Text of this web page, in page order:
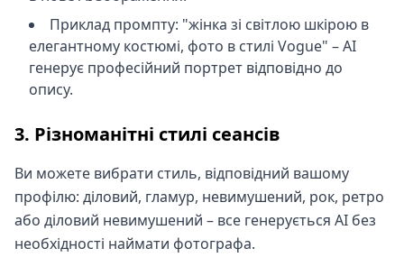
Приклад промпту: "жінка зі світлою шкірою в
елегантному костюмі, фото в стилі Vogue" – AI
генерує професійний портрет відповідно до
опису.
3. Різноманітні стилі сеансів
Ви можете вибрати стиль, відповідний вашому
профілю: діловий, гламур, невимушений, рок, ретро
або діловий невимушений – все генерується AI без
необхідності наймати фотографа.